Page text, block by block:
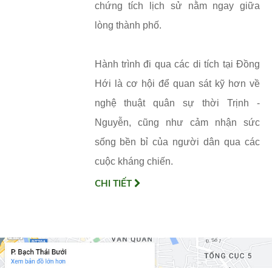
chứng tích lịch sử nằm ngay giữa
lòng thành phố.
Hành trình đi qua các di tích tại Đồng
Hới là cơ hội để quan sát kỹ hơn về
nghệ thuật quân sự thời Trịnh -
Nguyễn, cũng như cảm nhận sức
sống bền bỉ của người dân qua các
cuộc kháng chiến.
CHI TIẾT